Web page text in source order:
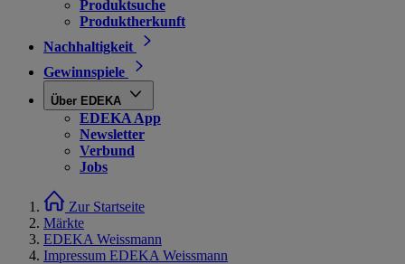
Produktsuche
Produktherkunft
Nachhaltigkeit
Gewinnspiele
Über EDEKA
EDEKA App
Newsletter
Verbund
Jobs
Zur Startseite
Märkte
EDEKA Weissmann
Impressum EDEKA Weissmann